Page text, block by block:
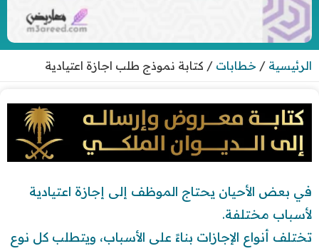
الرئيسية / خطابات / كتابة نموذج طلب اجازة اعتيادية
في بعض الأحيان يحتاج الموظف إلى إجازة اعتيادية
لأسباب مختلفة.
تختلف أنواع الإجازات بناءً على الأسباب، ويتطلب كل نوع